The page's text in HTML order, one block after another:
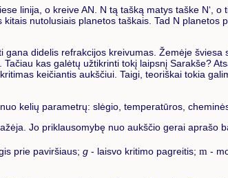
linija, o kreive AN. N tą tašką matys taške N‘, o
nutolusiais planetos taškais. Tad N planetos
gana didelis refrakcijos kreivumas. Žemėje šviesa
Tačiau kas galėtų užtikrinti tokį laipsnį Sarakše?
keičiantis aukščiui. Taigi, teoriškai tokia
kelių parametrų: slėgio, temperatūros, cheminės
Jo priklausomybę nuo aukščio gerai aprašo
prie paviršiaus; g- laisvo kritimo pagreitis; m -